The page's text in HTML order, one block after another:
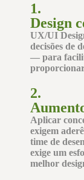
1.
Design
UX/UI
decisões de
— para
2.
Aplicar
exigem
time de
exige um
melhor